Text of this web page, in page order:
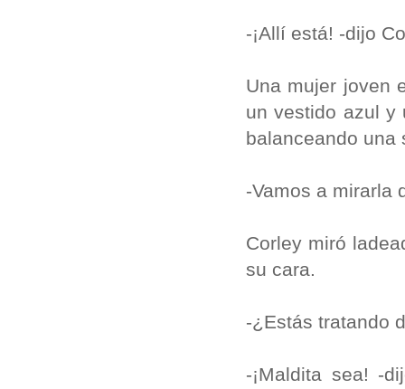
-¡Allí está! -dijo
Una mujer joven
un vestido azul y
balanceando
-Vamos a mirarla
Corley miró
su cara.
-¿Estás tratando
-¡Maldita sea! -